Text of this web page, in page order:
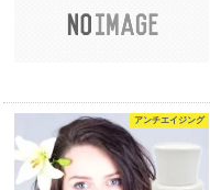
アンチエイジング